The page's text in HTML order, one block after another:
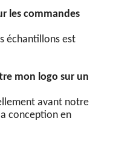
endroits difficiles
qualité ?
les commandes